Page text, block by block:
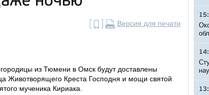
Версия для печати
из Тюмени в Омск будут доставлены
Животворящего Креста Господня и мощи святой
мученика Кириака.